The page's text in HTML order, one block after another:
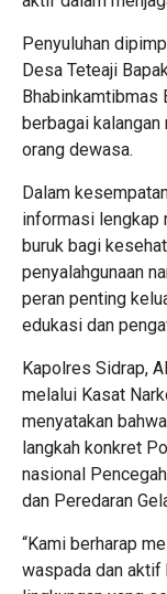
Penyuluhan
Desa Teteaji
Bhabinkamtibmas
berbagai kalangan
orang dewasa.
Dalam
informasi lengkap
buruk bagi
penyalahgunaan
peran penting
edukasi dan
Kapolres Sidrap,
melalui Kasat
menyatakan
langkah konkret
nasional
dan Peredaran
“Kami berharap
waspada dan aktif